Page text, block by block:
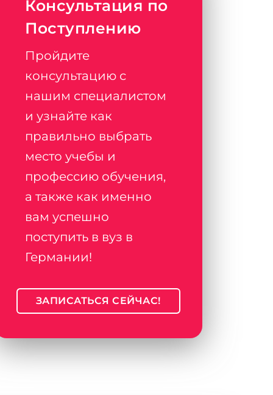
Консультация по
Поступлению
Пройдите
консультацию с
нашим специалистом
и узнайте как
правильно выбрать
место учебы и
профессию обучения,
а также как именно
вам успешно
поступить в вуз в
Германии!
ЗАПИСАТЬСЯ СЕЙЧАС!